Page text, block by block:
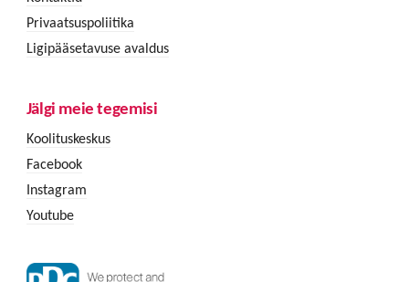
Privaatsuspoliitika
Ligipääsetavuse avaldus
Jälgi meie tegemisi
Koolituskeskus
Facebook
Instagram
Youtube